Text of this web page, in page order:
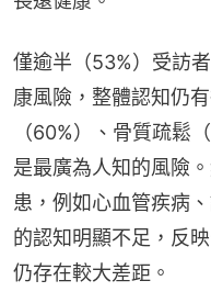
僅逾半（53%）受訪
康風險，整體認知仍
（60%）、骨質疏鬆
是最廣為人知的風險
患，例如心血管疾病
的認知明顯不足，反
仍存在較大差距。